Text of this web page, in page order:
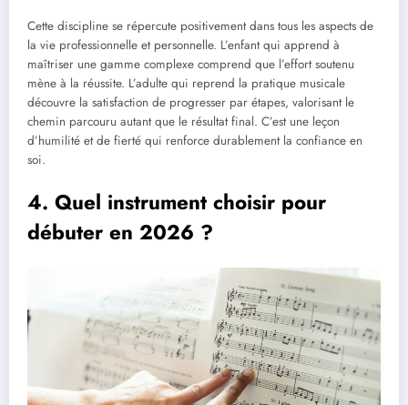
Cette discipline se répercute positivement dans tous les aspects de
la vie professionnelle et personnelle. L’enfant qui apprend à
maîtriser une gamme complexe comprend que l’effort soutenu
mène à la réussite. L’adulte qui reprend la pratique musicale
découvre la satisfaction de progresser par étapes, valorisant le
chemin parcouru autant que le résultat final. C’est une leçon
d’humilité et de fierté qui renforce durablement la confiance en
soi.
4. Quel instrument choisir pour
débuter en 2026 ?